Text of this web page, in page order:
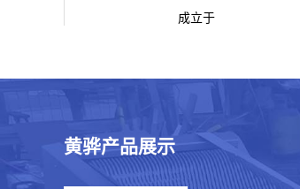
成立于
黄骅产品展示